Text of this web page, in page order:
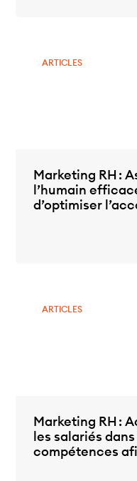
ARTICLES
Marketing RH :
l’humain
d’optimiser
ARTICLES
Marketing RH :
les salariés
compétences